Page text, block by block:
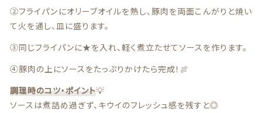
②フライパンにオリーブオイルを熱し、豚肉を両面こんがりと焼い
て火を通し、皿に盛ります。
③同じフライパンに★を入れ、軽く煮立たせてソースを作ります。
④豚肉の上にソースをたっぷりかけたら完成！🍖
調理時のコツ・ポイント💡
ソースは煮詰め過ぎず、キウイのフレッシュ感を残すと◎